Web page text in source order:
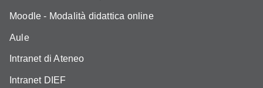
Moodle - Modalità didattica online
Aule
Intranet di Ateneo
Intranet DIEF